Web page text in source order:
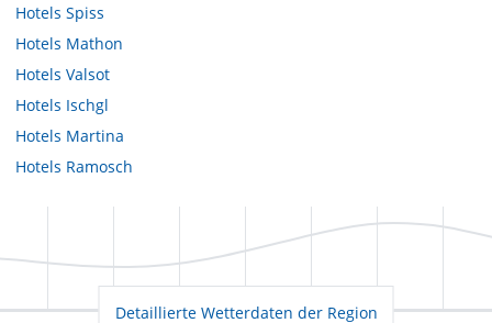
Hotels Spiss
Hotels Mathon
Hotels Valsot
Hotels Ischgl
Hotels Martina
Hotels Ramosch
Detaillierte Wetterdaten der Region